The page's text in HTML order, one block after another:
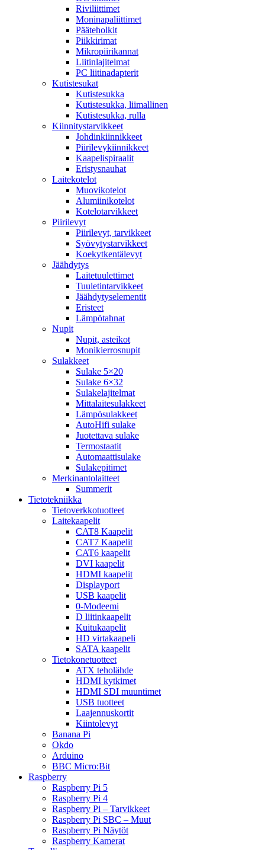
Riviliittimet
Moninapaliittimet
Pääteholkit
Piikkirimat
Mikropiirikannat
Liitinlajitelmat
PC liitinadapterit
Kutistesukat
Kutistesukka
Kutistesukka, liimallinen
Kutistesukka, rulla
Kiinnitystarvikkeet
Johdinkiinnikkeet
Piirilevykiinnikkeet
Kaapelispiraalit
Eristysnauhat
Laitekotelot
Muovikotelot
Alumiinikotelot
Kotelotarvikkeet
Piirilevyt
Piirilevyt, tarvikkeet
Syövytystarvikkeet
Koekytkentälevyt
Jäähdytys
Laitetuulettimet
Tuuletintarvikkeet
Jäähdytyselementit
Eristeet
Lämpötahnat
Nupit
Nupit, asteikot
Monikierrosnupit
Sulakkeet
Sulake 5×20
Sulake 6×32
Sulakelajitelmat
Mittalaitesulakkeet
Lämpösulakkeet
AutoHifi sulake
Juotettava sulake
Termostaatit
Automaattisulake
Sulakepitimet
Merkinantolaitteet
Summerit
Tietotekniikka
Tietoverkkotuotteet
Laitekaapelit
CAT8 Kaapelit
CAT7 Kaapelit
CAT6 kaapelit
DVI kaapelit
HDMI kaapelit
Displayport
USB kaapelit
0-Modeemi
D liitinkaapelit
Kuitukaapelit
HD virtakaapeli
SATA kaapelit
Tietokonetuotteet
ATX teholähde
HDMI kytkimet
HDMI SDI muuntimet
USB tuotteet
Laajennuskortit
Kiintolevyt
Banana Pi
Okdo
Arduino
BBC Micro:Bit
Raspberry
Raspberry Pi 5
Raspberry Pi 4
Raspberry Pi – Tarvikkeet
Raspberry Pi SBC – Muut
Raspberry Pi Näytöt
Raspberry Kamerat